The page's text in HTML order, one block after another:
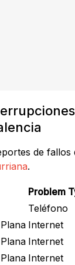
de
.
Problem
Teléfono
Internet
Internet
Internet